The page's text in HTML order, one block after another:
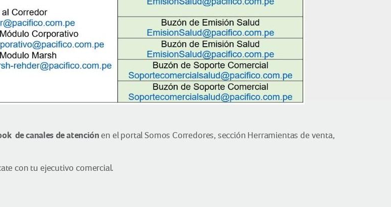
de canales de atención en el portal Somos Corredores, sección Herramientas de venta,
con tu ejecutivo comercial.